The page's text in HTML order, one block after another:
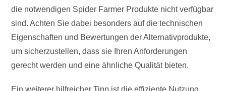
die notwendigen Spider Farmer Produkte nicht verfügbar
sind. Achten Sie dabei besonders auf die technischen
Eigenschaften und Bewertungen der Alternativprodukte,
um sicherzustellen, dass sie Ihren Anforderungen
gerecht werden und eine ähnliche Qualität bieten.
Ein weiterer hilfreicher Tipp ist die effiziente Nutzung